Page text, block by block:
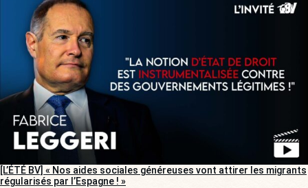
[L’ÉTÉ BV] « Nos aides sociales généreuses vont attirer les migrants
régularisés par l’Espagne ! »